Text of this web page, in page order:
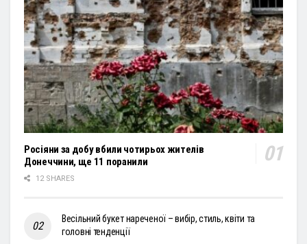
Росіяни за добу вбили чотирьох жителів
Донеччини, ще 11 поранили
12 SHARES
Весільний букет нареченої – вибір, стиль, квіти та
головні тенденції